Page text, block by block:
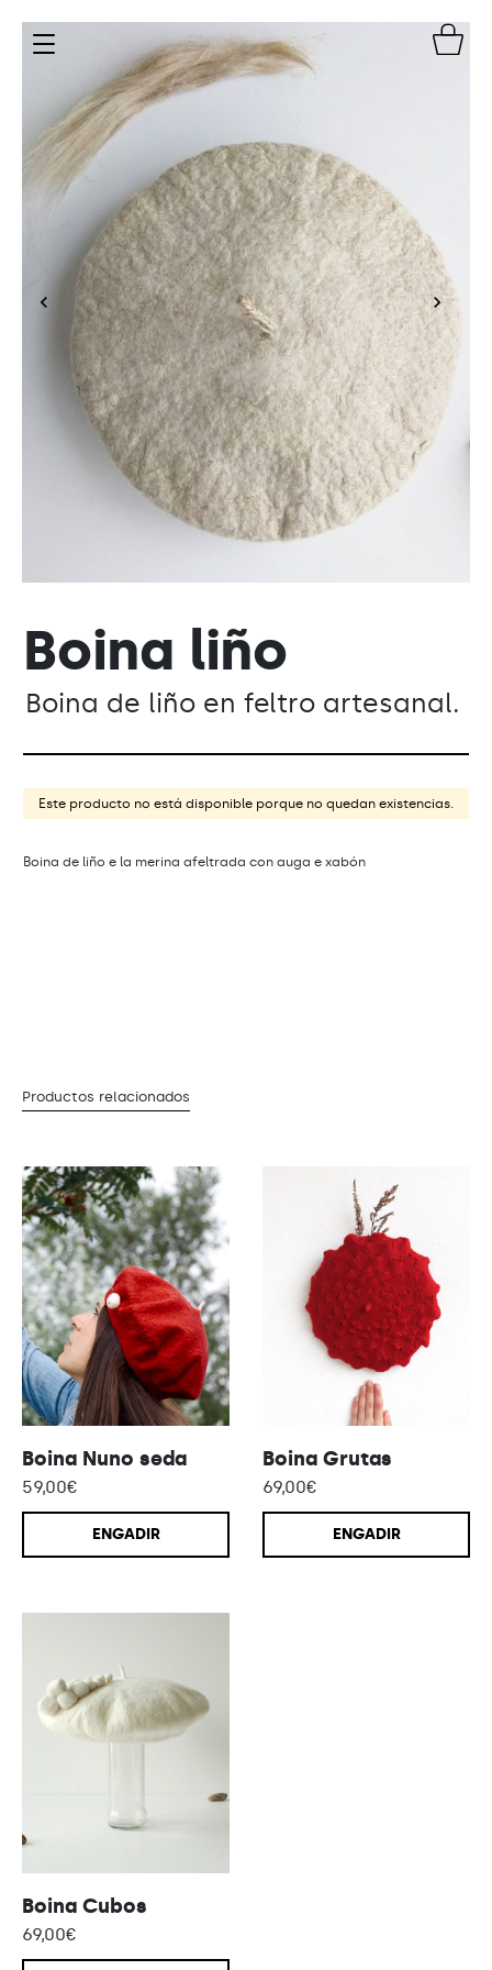
Boina liño
Boina de liño en feltro artesanal.
Este producto no está disponible porque no quedan existencias.
Boina de liño e la merina afeltrada con auga e xabón
Productos relacionados
Boina Nuno seda
59,00€
ENGADIR
Boina Grutas
69,00€
ENGADIR
Boina Cubos
69,00€